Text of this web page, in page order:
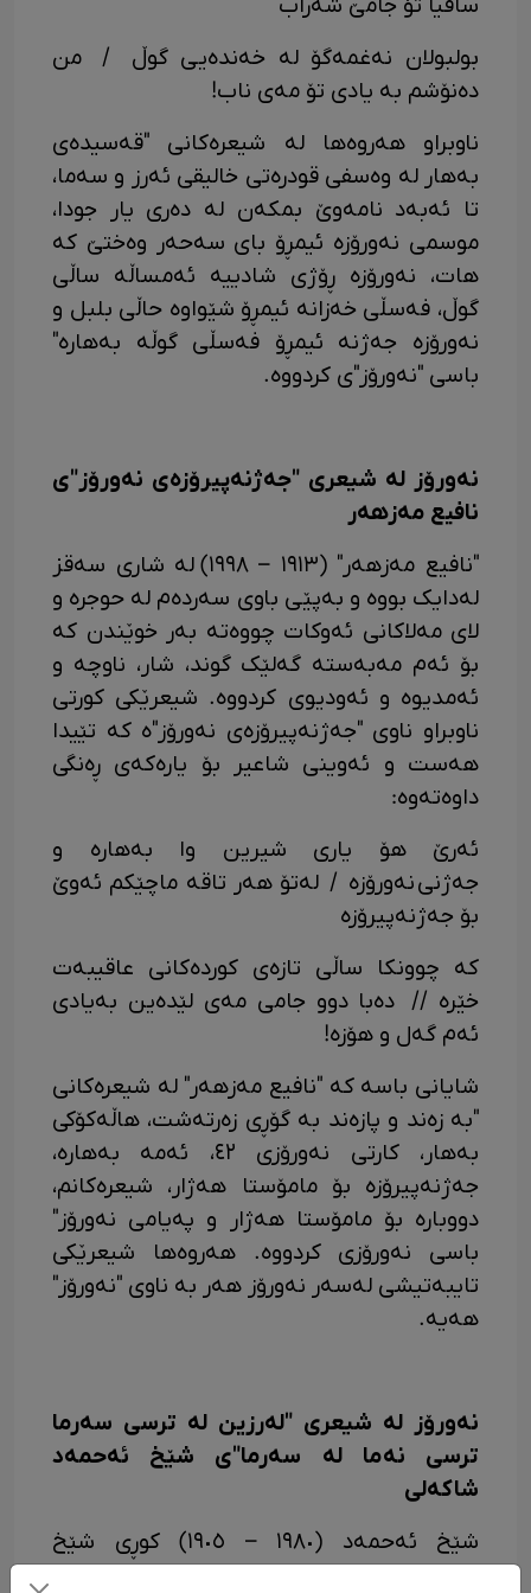
ساقیا تۆ جامێ شەراب
بولبولان نەغمەگۆ لە خەندەیی گوڵ / من
دەنۆشم بە یادی تۆ مەی ناب!
ناوبراو هەروەها لە شیعرەکانی "قەسیدەی
بەهار لە وەسفی قودرەتی خالیقی ئەرز و سەما،
تا ئەبەد نامەوێ بمکەن لە دەری یار جودا،
موسمی نەورۆزە ئیمڕۆ بای سەحەر وەختێ کە
هات، نەورۆزە ڕۆژی شادییە ئەمساڵە ساڵی
گوڵ، فەسڵی خەزانە ئیمڕۆ شێواوە حاڵی بلبل و
نەورۆزە جەژنە ئیمڕۆ فەسڵی گوڵە بەهارە"
باسی "نەورۆز"ی کردووە.
نەورۆز لە شیعری "جەژنەپیرۆزەی نەورۆز"ی
نافیع مەزهەر
"نافیع مەزهەر" (١٩١٣ – ١٩٩٨) لە شاری سەقز
لەدایک بووە و بەپێی باوی سەردەم لە حوجرە و
لای مەلاکانی ئەوکات چووەتە بەر خوێندن کە
بۆ ئەم مەبەستە گەلێک گوند، شار، ناوچە و
ئەمدیوە و ئەودیوی کردووە. شیعرێکی کورتی
ناوبراو ناوی "جەژنەپیرۆزەی نەورۆز"ە کە تێیدا
هەست و ئەوینی شاعیر بۆ یارەکەی ڕەنگی
داوەتەوە:
ئەرێ هۆ یاری شیرین وا بەهارە و
جەژنی نەورۆزە / لەتۆ هەر تاقە ماچێکم ئەوێ
بۆ جەژنەپیرۆزە
کە چوونکا ساڵی تازەی کوردەکانی عاقیبەت
خێرە // دەبا دوو جامی مەی لێدەین بەیادی
ئەم گەل و هۆزە!
شایانی باسە کە "نافیع مەزهەر" لە شیعرەکانی
"بە زەند و پازەند بە گۆڕی زەرتەشت، هاڵەکۆکی
بەهار، کارتی نەورۆزی ٤٢، ئەمە بەهارە،
جەژنەپیرۆزە بۆ مامۆستا هەژار، شیعرەکانم،
دووبارە بۆ مامۆستا هەژار و پەیامی نەورۆز"
باسی نەورۆزی کردووە. هەروەها شیعرێکی
تایبەتیشی لەسەر نەورۆز هەر بە ناوی "نەورۆز"
هەیە.
نەورۆز لە شیعری "لەرزین لە ترسی سەرما
ترسی نەما لە سەرما"ی شێخ ئەحمەد
شاکەلی
شێخ ئەحمەد (١٩٨٠ – ١٩٠٥) کوڕی شێخ